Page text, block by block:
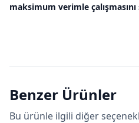
maksimum verimle çalışmasını
Benzer Ürünler
Bu ürünle ilgili diğer